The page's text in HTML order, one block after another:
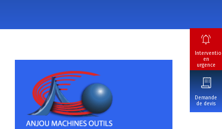
en
urgence
Demande
de devis